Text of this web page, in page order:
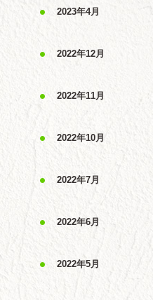
2023年4月
2022年12月
2022年11月
2022年10月
2022年7月
2022年6月
2022年5月